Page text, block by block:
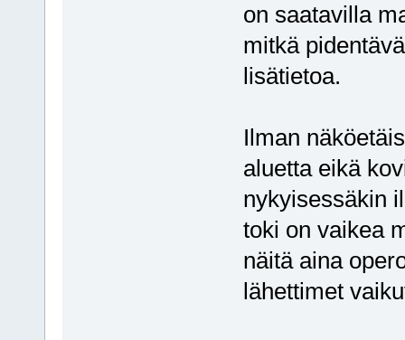
on saatavilla
mitkä
lisätietoa.
Ilman
aluetta eikä
nykyisessäkin
toki on vaikea
näitä aina
lähettimet